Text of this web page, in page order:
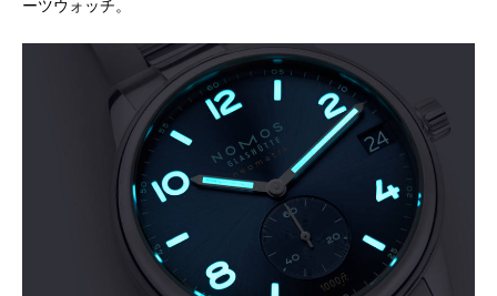
ーツウォッチ。